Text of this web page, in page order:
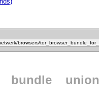
bundle
union